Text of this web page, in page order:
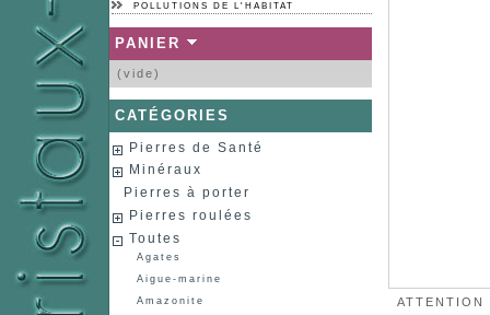
POLLUTIONS DE L'HABITAT
PANIER
(vide)
CATÉGORIES
Pierres de Santé
Minéraux
Pierres à porter
Pierres roulées
Toutes
Agates
Aigue-marine
Amazonite